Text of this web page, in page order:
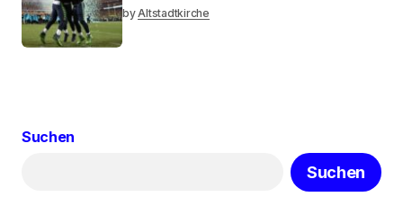
byAltstadtkirche
Suchen
Suchen